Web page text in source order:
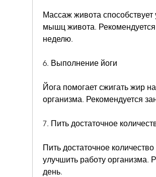
Массаж живота
мышц живота.
неделю.
6. Выполнение йоги
Йога помогает сжигать жир
организма. Рекомендуется
7. Пить достаточное
Пить достаточное
улучшить работу организма.
день.